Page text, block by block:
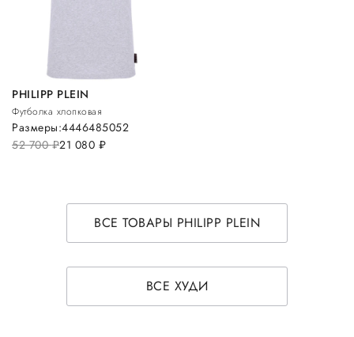
PHILIPP PLEIN
Футболка хлопковая
52 700руб.21 080 руб.
Размеры:4446485052
ВСЕ ТОВАРЫ PHILIPP PLEIN
ВСЕ ХУДИ